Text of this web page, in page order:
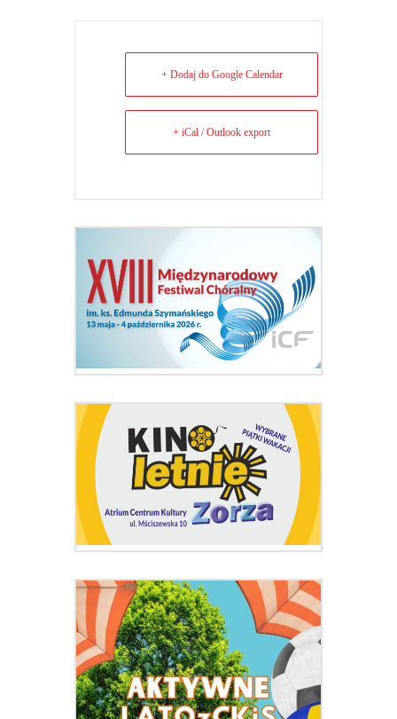
+ Dodaj do Google Calendar
+ iCal / Outlook export